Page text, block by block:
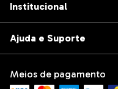
Institucional
Ajuda e Suporte
Meios de pagamento